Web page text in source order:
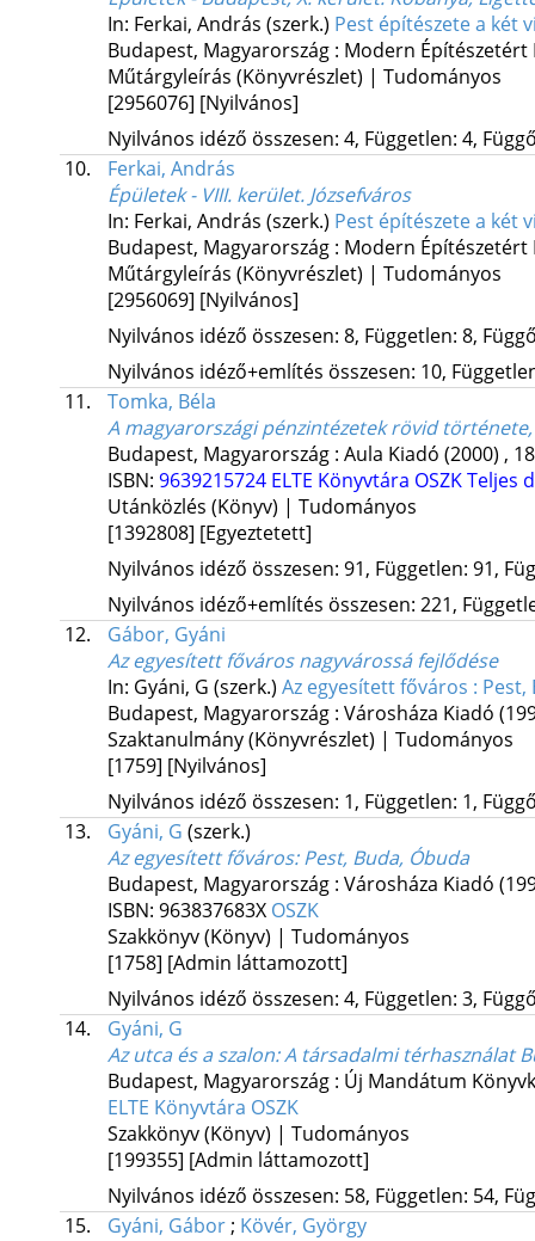
In: Ferkai, András (szerk.) Pest építészete a két
Budapest, Magyarország : Modern Építészetért
Műtárgyleírás (Könyvrészlet) | Tudományos
[2956076] [Nyilvános]
Nyilvános idéző összesen: 4, Független: 4,
10.
Ferkai, András
Épületek - VIII. kerület. Józsefváros
In: Ferkai, András (szerk.) Pest építészete a két
Budapest, Magyarország : Modern Építészetért
Műtárgyleírás (Könyvrészlet) | Tudományos
[2956069] [Nyilvános]
Nyilvános idéző összesen: 8, Független: 8,
Nyilvános idéző+említés összesen: 10,
11.
Tomka, Béla
A magyarországi pénzintézetek rövid története,
Budapest, Magyarország : Aula Kiadó (2000) ,
ISBN: 9639215724 ELTE Könyvtára OSZKTeljes
Utánközlés (Könyv) | Tudományos
[1392808] [Egyeztetett]
Nyilvános idéző összesen: 91, Független: 91,
Nyilvános idéző+említés összesen: 221,
12.
Gábor, Gyáni
Az egyesített főváros nagyvárossá fejlődése
In: Gyáni, G (szerk.) Az egyesített főváros : Pest,
Budapest, Magyarország : Városháza Kiadó
Szaktanulmány (Könyvrészlet) | Tudományos
[1759] [Nyilvános]
Nyilvános idéző összesen: 1, Független: 1,
13.
Gyáni, G (szerk.)
Az egyesített főváros: Pest, Buda, Óbuda
Budapest, Magyarország : Városháza Kiadó
ISBN: 963837683X OSZK
Szakkönyv (Könyv) | Tudományos
[1758] [Admin láttamozott]
Nyilvános idéző összesen: 4, Független: 3,
14.
Gyáni, G
Az utca és a szalon: A társadalmi térhasználat
Budapest, Magyarország : Új Mandátum
ELTE Könyvtára OSZK
Szakkönyv (Könyv) | Tudományos
[199355] [Admin láttamozott]
Nyilvános idéző összesen: 58, Független: 54,
15.
Gyáni, Gábor; Kövér, György